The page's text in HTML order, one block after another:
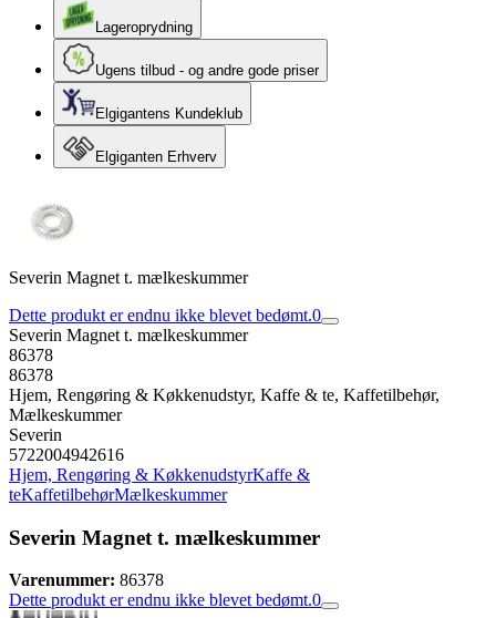
Lageroprydning
Ugens tilbud - og andre gode priser
Elgigantens Kundeklub
Elgiganten Erhverv
Severin Magnet t. mælkeskummer
Dette produkt er endnu ikke blevet bedømt.0
Severin Magnet t. mælkeskummer
86378
86378
Hjem, Rengøring & Køkkenudstyr, Kaffe & te, Kaffetilbehør,
Mælkeskummer
Severin
5722004942616
Hjem, Rengøring & KøkkenudstyrKaffe &
teKaffetilbehørMælkeskummer
Severin Magnet t. mælkeskummer
Varenummer: 86378
Dette produkt er endnu ikke blevet bedømt.0